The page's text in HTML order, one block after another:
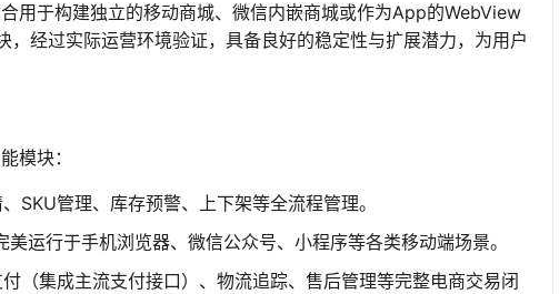
用于构建独立的移动商城、微信内嵌商城或作为App的WebView
经过实际运营环境验证，具备良好的稳定性与扩展潜力，为用户
模块：
SKU管理、库存预警、上下架等全流程管理。
运行于手机浏览器、微信公众号、小程序等各类移动端场景。
（集成主流支付接口）、物流追踪、售后管理等完整电商交易闭